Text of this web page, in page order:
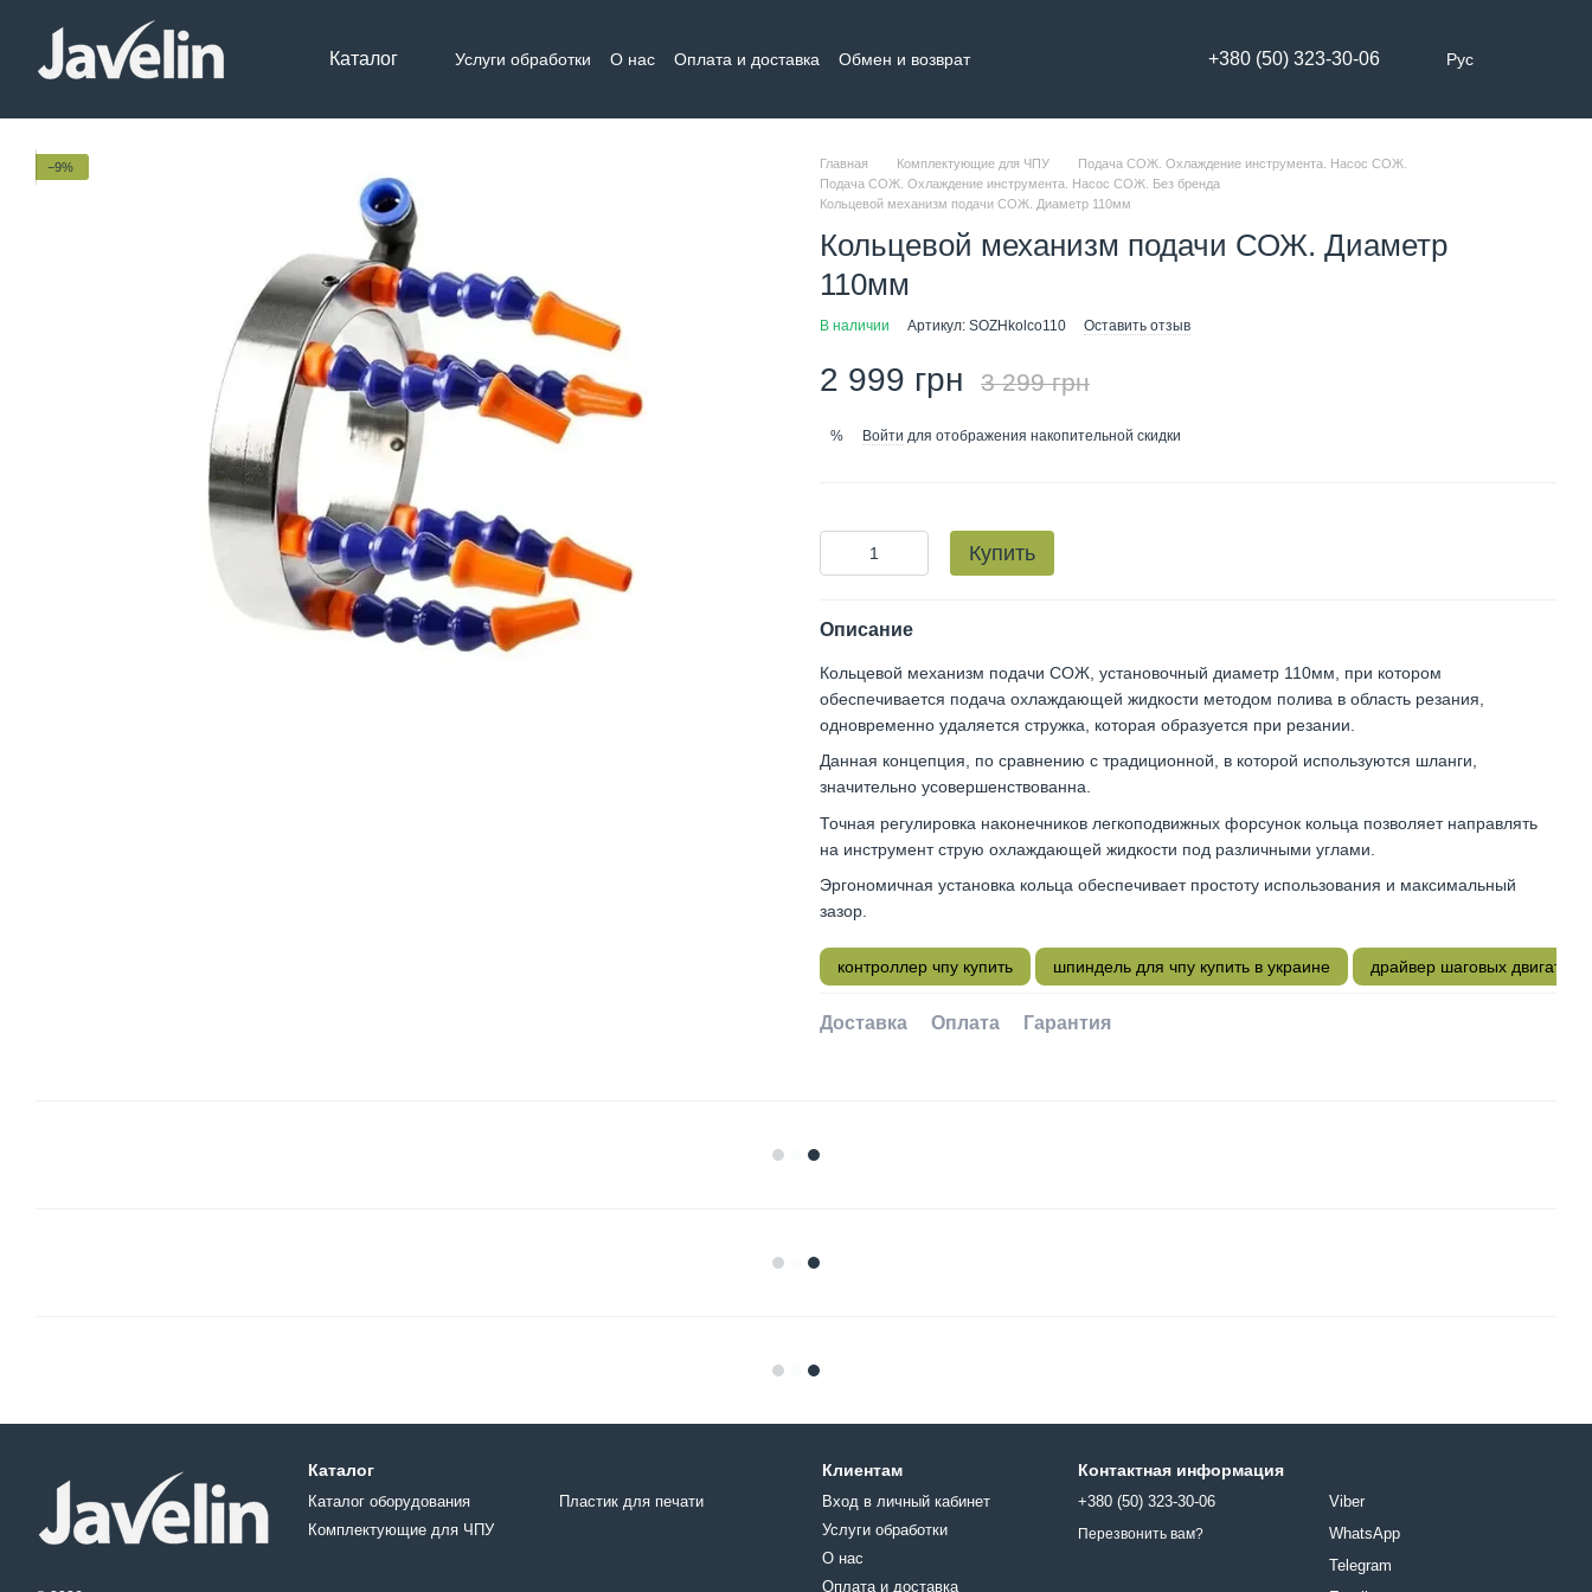
Перейти к основному контенту
Каталог Услуги обработки О нас Оплата и доставка
Обмен и возврат
+380 (50) 323-30-06 Рус
−9% Главная Комплектующие для ЧПУ
Подача СОЖ. Охлаждение инструмента. Насос СОЖ.
Подача СОЖ. Охлаждение инструмента. Насос СОЖ. Без бренда
Кольцевой механизм подачи СОЖ. Диаметр 110мм
Кольцевой механизм подачи СОЖ. Диаметр
110мм
В наличии Артикул: SOZHkolco110 Оставить отзыв
2 999 грн 3 299 грн
% Войти для отображения накопительной скидки
Купить
Описание
Кольцевой механизм подачи СОЖ, установочный диаметр 110мм, при котором
обеспечивается подача охлаждающей жидкости методом полива в область резания,
одновременно удаляется стружка, которая образуется при резании.
Данная концепция, по сравнению с традиционной, в которой используются шланги,
значительно усовершенствованна.
Точная регулировка наконечников легкоподвижных форсунок кольца позволяет направлять
на инструмент струю охлаждающей жидкости под различными углами.
Эргономичная установка кольца обеспечивает простоту использования и максимальный
зазор.
контроллер чпу купить шпиндель для чпу купить в украине драйвер шаговых
Доставка Оплата Гарантия
Каталог
Каталог оборудования
Комплектующие для ЧПУ
Пластик для печати
Клиентам
Вход в личный кабинет
Услуги обработки
О нас
Оплата и доставка
Контактная информация
+380 (50) 323-30-06
Перезвонить вам?
Viber
WhatsApp
Telegram